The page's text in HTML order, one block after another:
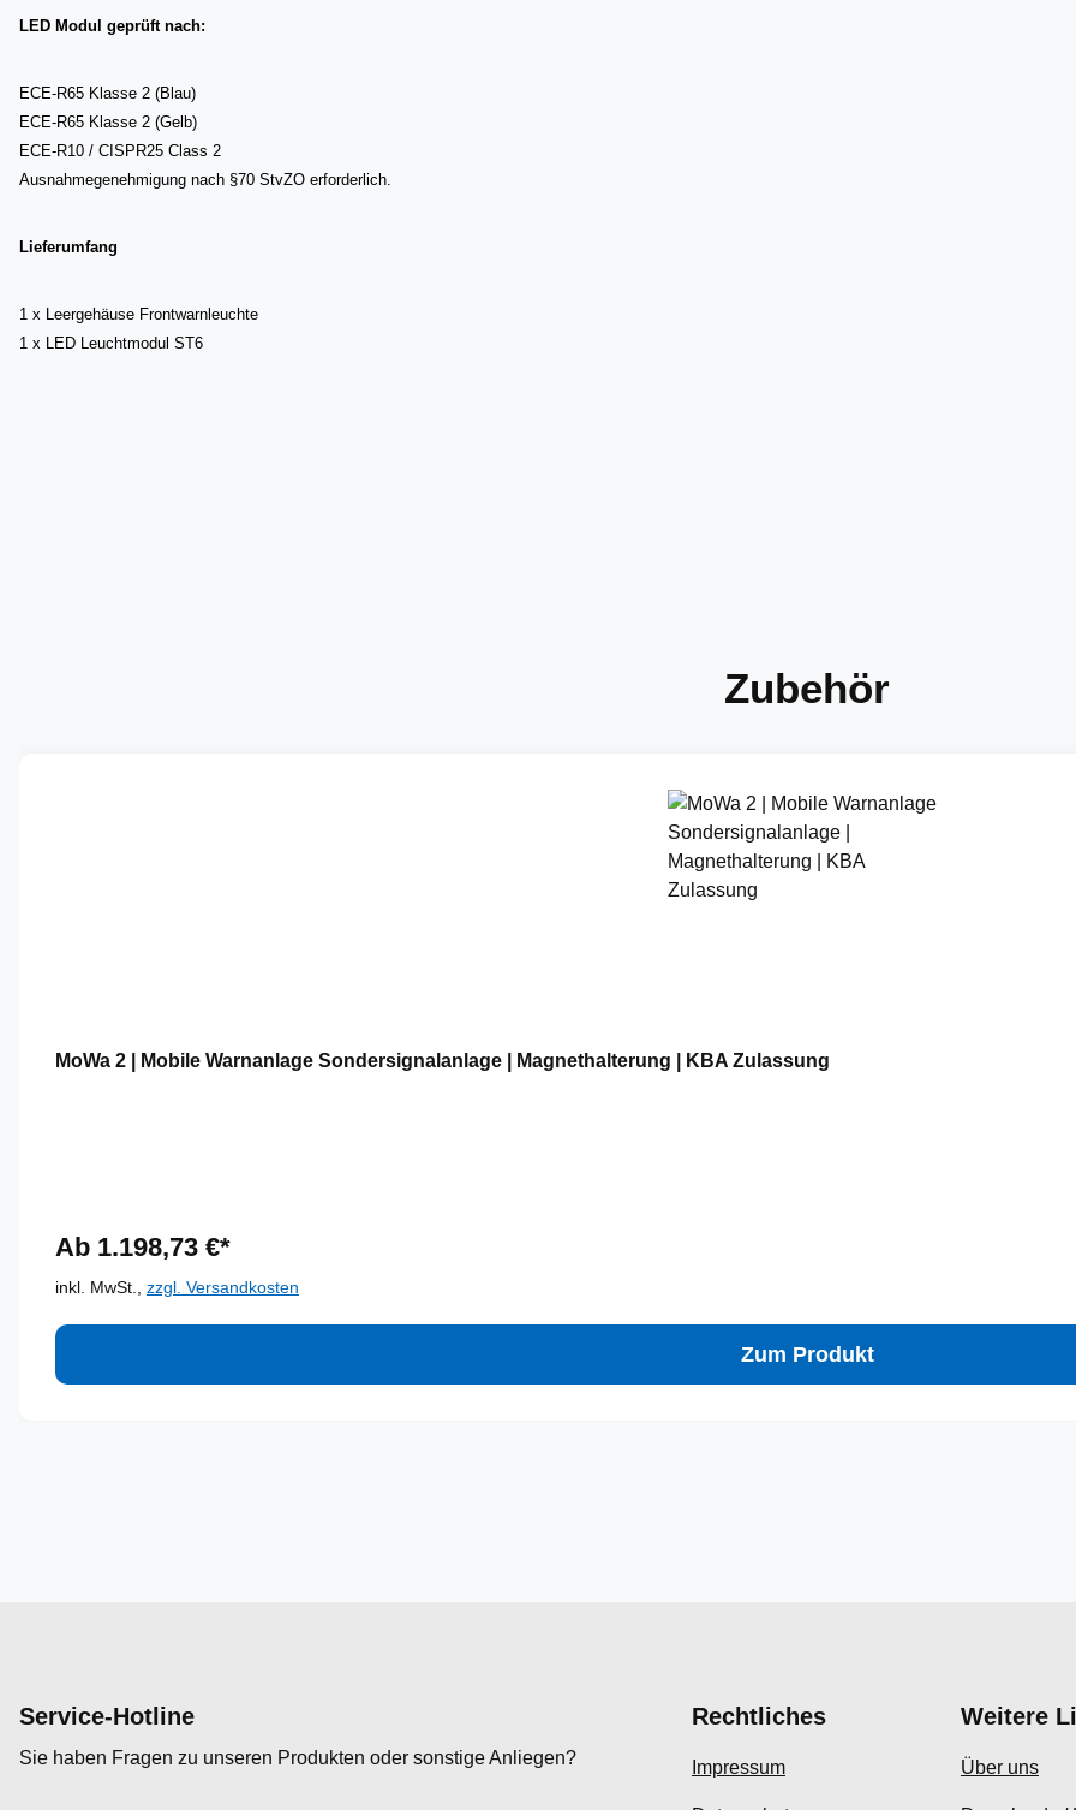
LED Modul geprüft nach:
ECE-R65 Klasse 2 (Blau)
ECE-R65 Klasse 2 (Gelb)
ECE-R10 / CISPR25 Class 2
Ausnahmegenehmigung nach §70 StvZO erforderlich.
Lieferumfang
1 x Leergehäuse Frontwarnleuchte
1 x LED Leuchtmodul ST6
Zubehör
MoWa 2 | Mobile Warnanlage Sondersignalanlage | Magnethalterung | KBA Zulassung
Ab 1.198,73 €*
inkl. MwSt., zzgl. Versandkosten
Zum Produkt
Service-Hotline
Sie haben Fragen zu unseren Produkten oder sonstige Anliegen?
Rechtliches
Impressum
Weitere
Über uns